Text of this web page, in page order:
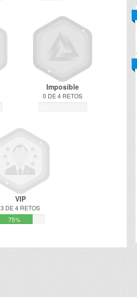
Imposible
0 DE 4 RETOS
VIP
3 DE 4 RETOS
75%